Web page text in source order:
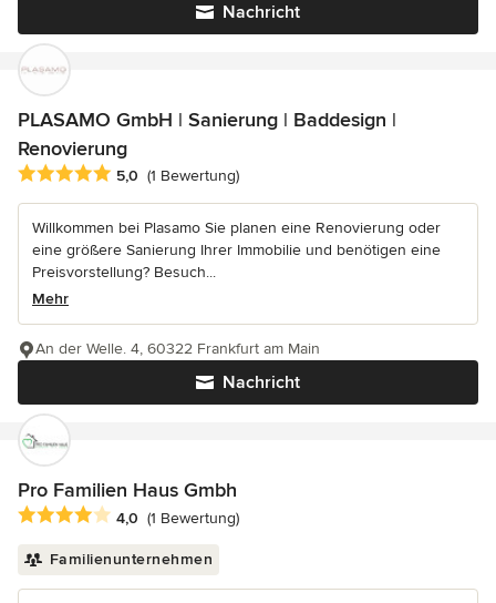
Nachricht
PLASAMO GmbH | Sanierung | Baddesign |
Renovierung
Durchschnittliche Bewertung: 5 von 5 Sternen
5,0 (1 Bewertung)
Willkommen bei Plasamo Sie planen eine Renovierung oder
eine größere Sanierung Ihrer Immobilie und benötigen eine
Preisvorstellung? Besuch...
Mehr
Nachricht
An der Welle. 4, 60322 Frankfurt am Main
Pro Familien Haus Gmbh
Durchschnittliche Bewertung: 4 von 5 Sternen
4,0 (1 Bewertung)
Familienunternehmen